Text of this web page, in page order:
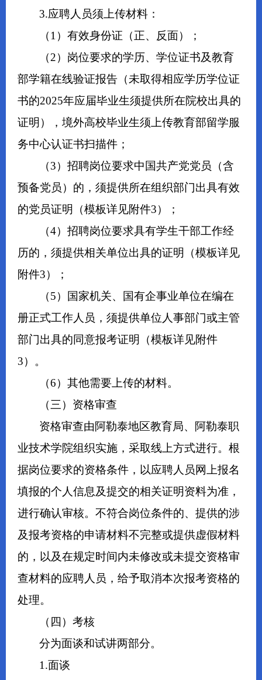
3.应聘人员须上传材料：
（1）有效身份证（正、反面）；
（2）岗位要求的学历、学位证书及教育
部学籍在线验证报告（未取得相应学历学位证
书的2025年应届毕业生须提供所在院校出具的
证明），境外高校毕业生须上传教育部留学服
务中心认证书扫描件；
（3）招聘岗位要求中国共产党党员（含
预备党员）的，须提供所在组织部门出具有效
的党员证明（模板详见附件3）；
（4）招聘岗位要求具有学生干部工作经
历的，须提供相关单位出具的证明（模板详见
附件3）；
（5）国家机关、国有企事业单位在编在
册正式工作人员，须提供单位人事部门或主管
部门出具的同意报考证明（模板详见附件
3）。
（6）其他需要上传的材料。
（三）资格审查
资格审查由阿勒泰地区教育局、阿勒泰职
业技术学院组织实施，采取线上方式进行。根
据岗位要求的资格条件，以应聘人员网上报名
填报的个人信息及提交的相关证明资料为准，
进行确认审核。不符合岗位条件的、提供的涉
及报考资格的申请材料不完整或提供虚假材料
的，以及在规定时间内未修改或未提交资格审
查材料的应聘人员，给予取消本次报考资格的
处理。
（四）考核
分为面谈和试讲两部分。
1.面谈